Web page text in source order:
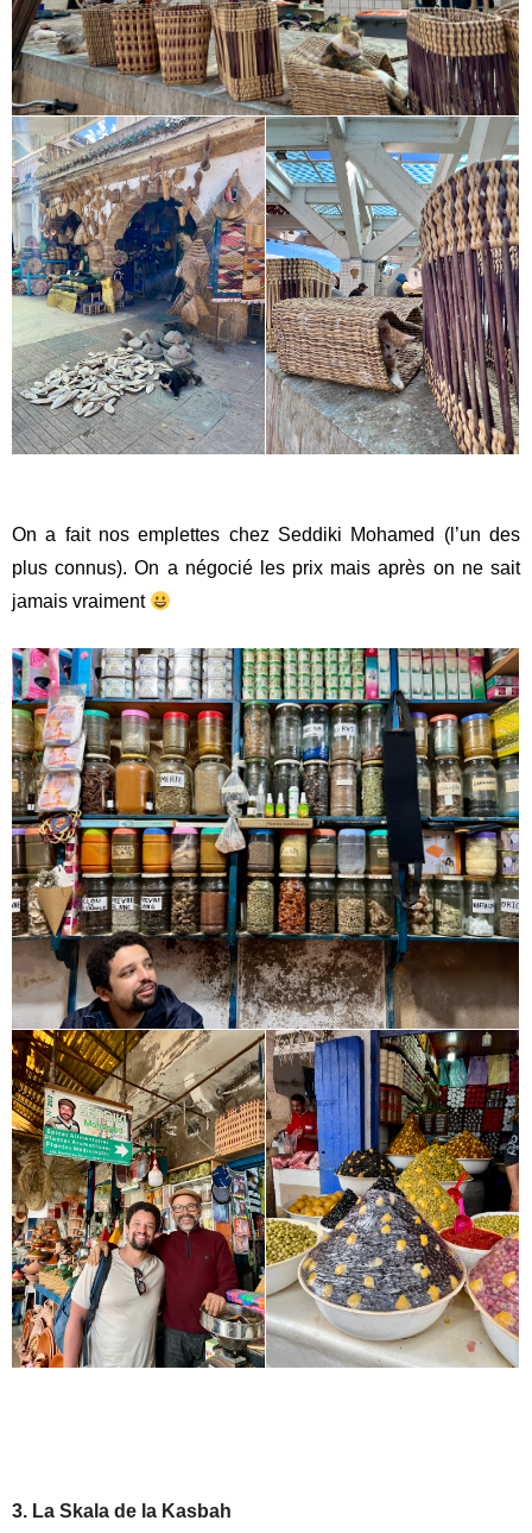
On a fait nos emplettes chez Seddiki Mohamed (l’un des
plus connus). On a négocié les prix mais après on ne sait
jamais vraiment
3. La Skala de la Kasbah